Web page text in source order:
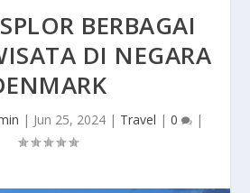
BERBAGAI
DI NEGARA
| Jun 25, 2024| Travel | 0 |